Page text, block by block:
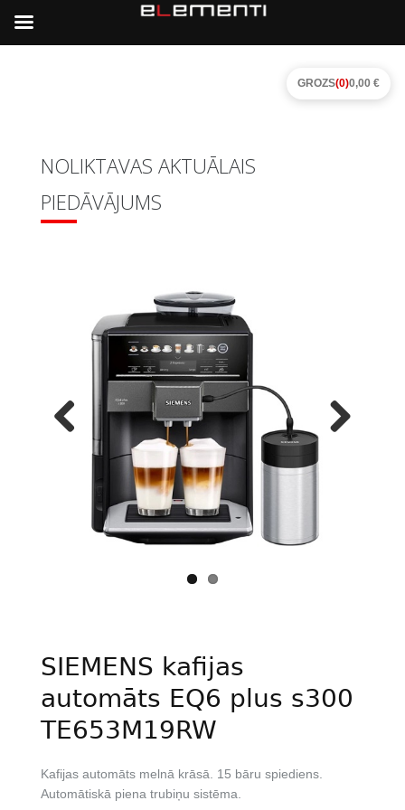
NOLIKTAVAS AKTUĀLAIS
PIEDĀVĀJUMS
Previous
SIEMENS kafijas
automāts EQ6 plus s300
TE653M19RW
Kafijas automāts melnā krāsā. 15 bāru spiediens.
Automātiskā piena trubiņu sistēma.
GROZS(0)0,00 €